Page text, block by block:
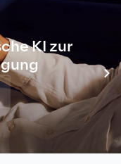
KI zur